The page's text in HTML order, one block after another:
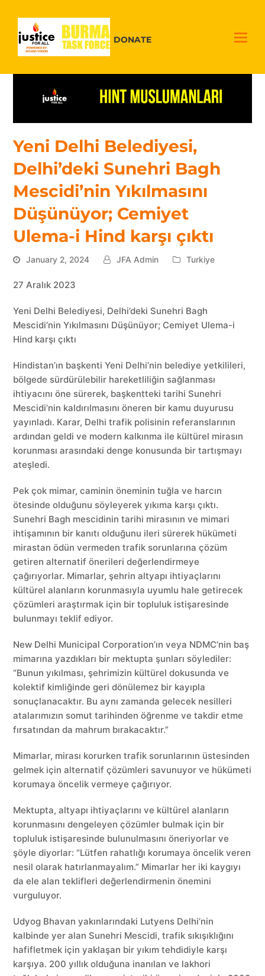
DONATE
Yeni Delhi Belediyesi,
Delhi’deki Sunehri Bagh
Mescidi’nin Yıkılmasını
Düşünüyor; Cemiyet
Ulema-i Hind karşı çıktı
January 2, 2024 JFA Admin Turkiye
27 Aralık 2023
Yeni Delhi Belediyesi, Delhi’deki Sunehri Bagh
Mescidi’nin Yıkılmasını Düşünüyor; Cemiyet Ulema-i
Hind karşı çıktı
Hindistan’ın başkenti Yeni Delhi’nin belediye yetkilileri,
bölgede sürdürülebilir hareketliliğin sağlanması
ihtiyacını öne sürerek, başkentteki tarihi Sunehri
Mescidi’nin kaldırılmasını öneren bir kamu duyurusu
yayınladı. Karar, Delhi trafik polisinin referanslarının
ardından geldi ve modern kalkınma ile kültürel mirasın
korunması arasındaki denge konusunda bir tartışmayı
ateşledi.
Pek çok mimar, caminin öneminin tuğla ve harcın
ötesinde olduğunu söyleyerek yıkıma karşı çıktı.
Sunehri Bagh mescidinin tarihi mirasının ve mimari
ihtişamının bir kanıtı olduğunu ileri sürerek hükümeti
mirastan ödün vermeden trafik sorunlarına çözüm
getiren alternatif önerileri değerlendirmeye
çağırıyorlar. Mimarlar, şehrin altyapı ihtiyaçlarını
kültürel alanların korunmasıyla uyumlu hale getirecek
çözümleri araştırmak için bir topluluk istişaresinde
bulunmayı teklif ediyor.
New Delhi Municipal Corporation’ın veya NDMC’nin baş
mimarına yazdıkları bir mektupta şunları söylediler:
“Bunun yıkılması, şehrimizin kültürel dokusunda ve
kolektif kimliğinde geri dönülemez bir kayıpla
sonuçlanacaktır. Bu aynı zamanda gelecek nesilleri
atalarımızın somut tarihinden öğrenme ve takdir etme
fırsatından da mahrum bırakacaktır.”
Mimarlar, mirası korurken trafik sorunlarının üstesinden
gelmek için alternatif çözümleri savunuyor ve hükümeti
korumaya öncelik vermeye çağırıyor.
Mektupta, altyapı ihtiyaçlarını ve kültürel alanların
korunmasını dengeleyen çözümler bulmak için bir
topluluk istişaresinde bulunulmasını öneriyorlar ve
şöyle diyorlar: “Lütfen rahatlığı korumaya öncelik veren
nesil olarak hatırlanmayalım.” Mimarlar her iki kaygıyı
da ele alan teklifleri değerlendirmenin önemini
vurguluyor.
Udyog Bhavan yakınlarındaki Lutyens Delhi’nin
kalbinde yer alan Sunehri Mescidi, trafik sıkışıklığını
hafifletmek için yaklaşan bir yıkım tehdidiyle karşı
karşıya. 200 yıllık olduğuna inanılan ve lakhori